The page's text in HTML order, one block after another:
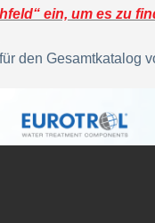
ein, um es zu
den Gesamtkatalog